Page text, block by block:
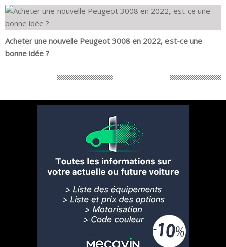
Acheter une nouvelle Peugeot 3008 en 2022, est-ce une
bonne idée ?